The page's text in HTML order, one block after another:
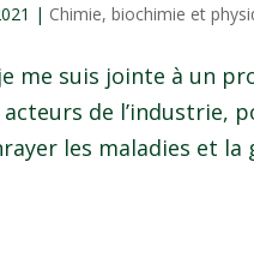
| Chimie, biochimie et
me suis jointe à un
de l’industrie,
les maladies et